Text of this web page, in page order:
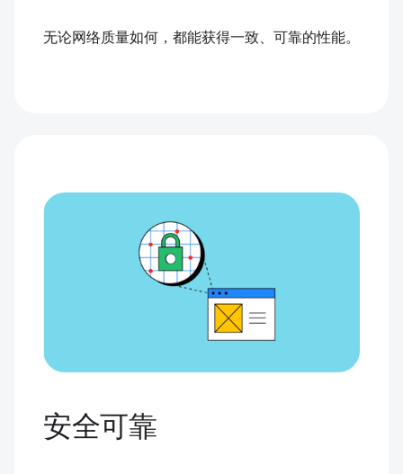
无论网络质量如何，都能获得一致、可靠的性能。
安全可靠